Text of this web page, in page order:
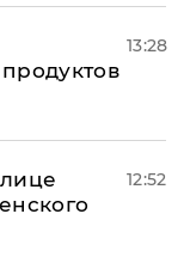
13:28
12:52